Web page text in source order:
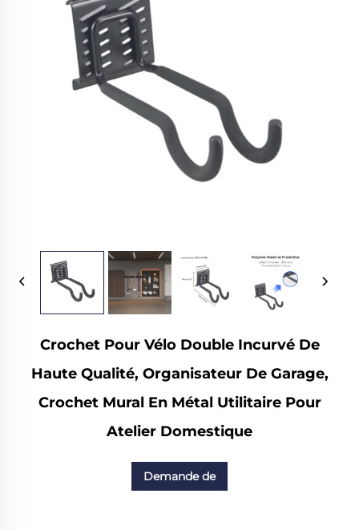
Crochet Pour Vélo Double Incurvé De
Haute Qualité, Organisateur De Garage,
Crochet Mural En Métal Utilitaire Pour
Atelier Domestique
Demande de